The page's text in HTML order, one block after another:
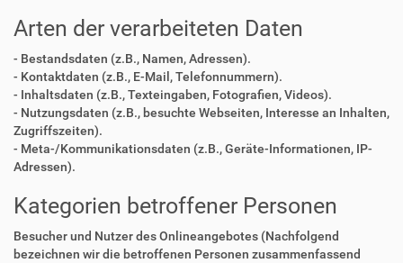
Arten der verarbeiteten Daten
- Bestandsdaten (z.B., Namen, Adressen).
- Kontaktdaten (z.B., E-Mail, Telefonnummern).
- Inhaltsdaten (z.B., Texteingaben, Fotografien, Videos).
- Nutzungsdaten (z.B., besuchte Webseiten, Interesse an Inhalten,
Zugriffszeiten).
- Meta-/Kommunikationsdaten (z.B., Geräte-Informationen, IP-
Adressen).
Kategorien betroffener Personen
Besucher und Nutzer des Onlineangebotes (Nachfolgend
bezeichnen wir die betroffenen Personen zusammenfassend